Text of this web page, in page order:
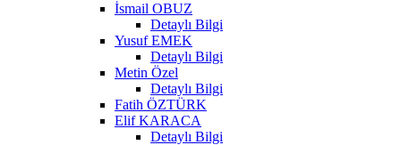
İsmail OBUZ
Detaylı Bilgi
Yusuf EMEK
Detaylı Bilgi
Metin Özel
Detaylı Bilgi
Fatih ÖZTÜRK
Elif KARACA
Detaylı Bilgi